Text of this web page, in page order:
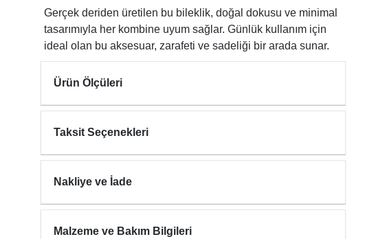
Gerçek deriden üretilen bu bileklik, doğal dokusu ve minimal
tasarımıyla her kombine uyum sağlar. Günlük kullanım için
ideal olan bu aksesuar, zarafeti ve sadeliği bir arada sunar.
Ürün Ölçüleri
Taksit Seçenekleri
Nakliye ve İade
Malzeme ve Bakım Bilgileri